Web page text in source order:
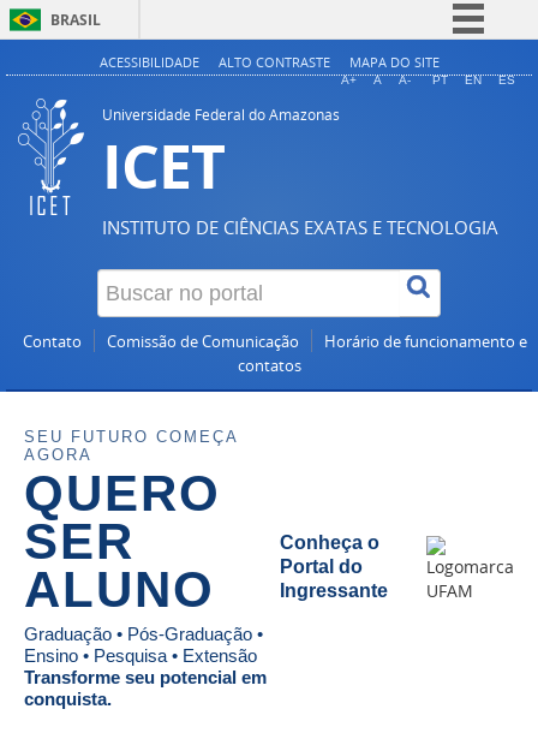
BRASIL
Simplifique!
ACESSIBILIDADE ALTO CONTRASTE MAPA DO SITE
A+ A A- PT EN ES
Universidade Federal do Amazonas
ICET
INSTITUTO DE CIÊNCIAS EXATAS E TECNOLOGIA
Contato Comissão de Comunicação
Horário de funcionamento e
contatos
SEU FUTURO COMEÇA
AGORA
QUERO
SER
ALUNO
Graduação • Pós-Graduação •
Ensino • Pesquisa • Extensão
Transforme seu potencial em
conquista.
Conheça o
Portal do
Ingressante